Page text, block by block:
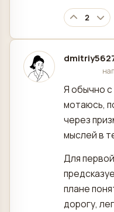
2
Я обычно
мотаюсь,
через
мыслей в
Для
плане
дорогу,